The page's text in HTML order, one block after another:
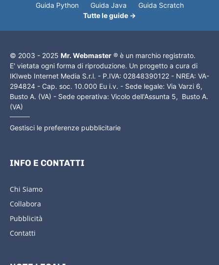
Guida Python
Guida Java
Guida Scratch
Tutte le guide →
© 2003 - 2025 Mr. Webmaster ® è un marchio registrato.
E' vietata ogni forma di riproduzione. Un progetto a cura di
IKIweb Internet Media S.r.l. - P.IVA: 02848390122 - NREA: VA-
294824 - Cap. soc. 10.000 Eu i.v. - Sede legale: Via Varzi 6,
Busto A. (VA) - Sede operativa: Vicolo dell'Assunta 5, Busto A.
(VA)
Gestisci le preferenze pubblicitarie
INFO E CONTATTI
Chi Siamo
Collabora
Pubblicità
Contatti